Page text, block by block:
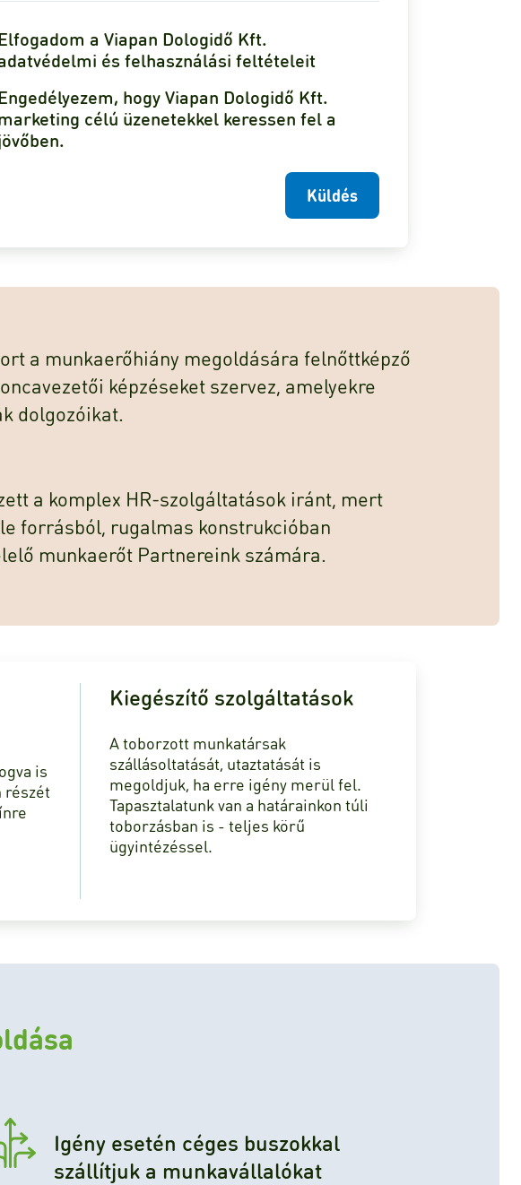
a Viapan Dologidő Kft.
és felhasználási feltételeit
hogy Viapan Dologidő Kft.
célú üzenetekkel keressen fel a
Küldés
a munkaerőhiány megoldására felnőttképző
képzéseket szervez, amelyekre
dolgozóikat.
a komplex HR-szolgáltatások iránt, mert
forrásból, rugalmas konstrukcióban
munkaerőt Partnereink számára.
is
részét
Kiegészítő szolgáltatások
A toborzott munkatársak
szállásoltatását, utaztatását is
megoldjuk, ha erre igény merül fel.
Tapasztalatunk van a határainkon túli
toborzásban is - teljes körű
ügyintézéssel.
Igény esetén céges buszokkal
szállítjuk a munkavállalókat